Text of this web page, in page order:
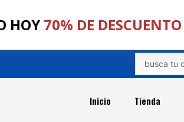
HOY70% DE DESCUENTO
Search
...
Inicio Tienda